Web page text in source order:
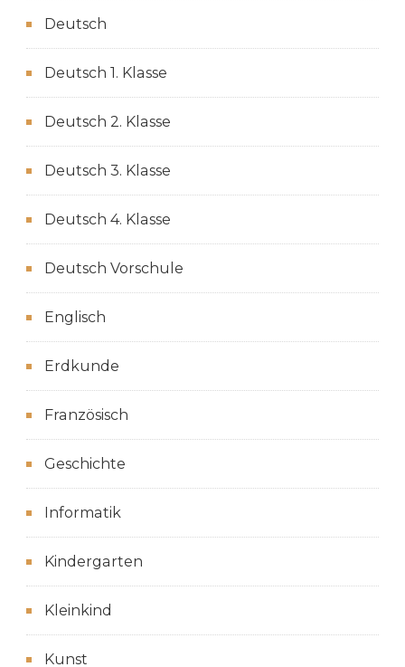
Deutsch
Deutsch 1. Klasse
Deutsch 2. Klasse
Deutsch 3. Klasse
Deutsch 4. Klasse
Deutsch Vorschule
Englisch
Erdkunde
Französisch
Geschichte
Informatik
Kindergarten
Kleinkind
Kunst